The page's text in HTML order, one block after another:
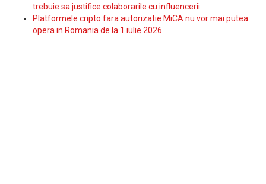
trebuie sa justifice colaborarile cu influencerii
Platformele cripto fara autorizatie MiCA nu vor mai putea
opera in Romania de la 1 iulie 2026